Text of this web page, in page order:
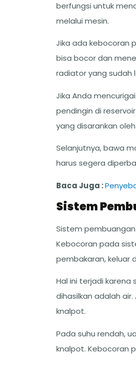
berfungsi untuk
melalui mesin.
Jika ada kebocoran
bisa bocor dan
radiator yang sudah
Jika Anda
pendingin di
yang disarankan
Selanjutnya, bawa
harus segera
Baca Juga :
Sistem
Sistem
Kebocoran pada
pembakaran, keluar
Hal ini terjadi
dihasilkan adalah
knalpot.
Pada suhu rendah,
knalpot. Kebocoran